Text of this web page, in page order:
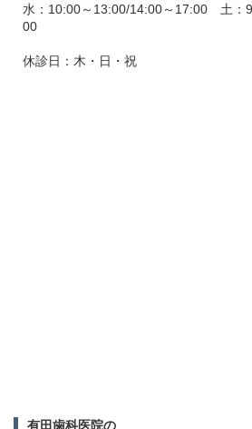
水：10:00～13:00/14:00～17:00 土：
00
休診日：木・日・祝
有田歯科医院の